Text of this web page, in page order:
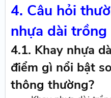
4. Câu hỏi
nhựa dài trồng
4.1. Khay nhựa
điểm gì nổi bật
thông thường?